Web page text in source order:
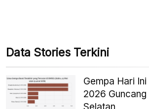
Data Stories Terkini
Gempa Hari
2026 Guncang
Selatan